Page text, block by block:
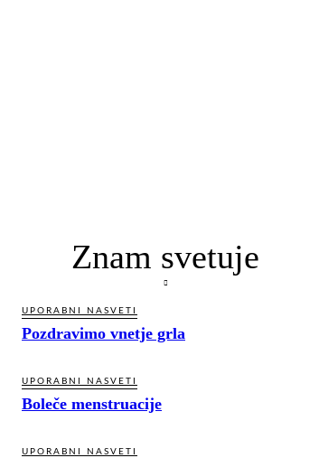
Znam svetuje
UPORABNI NASVETI
Pozdravimo vnetje grla
UPORABNI NASVETI
Boleče menstruacije
UPORABNI NASVETI